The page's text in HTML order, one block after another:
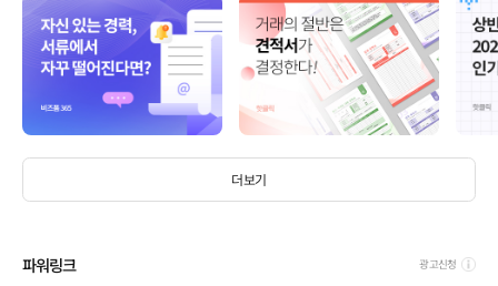
더보기
파워링크 광고신청